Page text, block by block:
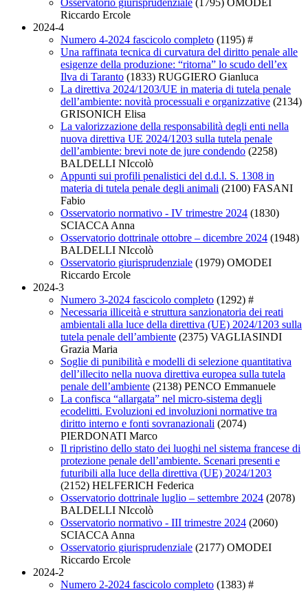
Osservatorio giurisprudenziale (1795) OMODEI
Riccardo Ercole
2024-4
Numero 4-2024 fascicolo completo (1195) #
Una raffinata tecnica di curvatura del diritto penale alle
esigenze della produzione: “ritorna” lo scudo dell’ex
Ilva di Taranto (1833) RUGGIERO Gianluca
La direttiva 2024/1203/UE in materia di tutela penale
dell’ambiente: novità processuali e organizzative (2134)
GRISONICH Elisa
La valorizzazione della responsabilità degli enti nella
nuova direttiva UE 2024/1203 sulla tutela penale
dell’ambiente: brevi note de jure condendo (2258)
BALDELLI NIccolò
Appunti sui profili penalistici del d.d.l. S. 1308 in
materia di tutela penale degli animali (2100) FASANI
Fabio
Osservatorio normativo - IV trimestre 2024 (1830)
SCIACCA Anna
Osservatorio dottrinale ottobre – dicembre 2024 (1948)
BALDELLI NIccolò
Osservatorio giurisprudenziale (1979) OMODEI
Riccardo Ercole
2024-3
Numero 3-2024 fascicolo completo (1292) #
Necessaria illiceità e struttura sanzionatoria dei reati
ambientali alla luce della direttiva (UE) 2024/1203 sulla
tutela penale dell’ambiente (2375) VAGLIASINDI
Grazia Maria
Soglie di punibilità e modelli di selezione quantitativa
dell’illecito nella nuova direttiva europea sulla tutela
penale dell’ambiente (2138) PENCO Emmanuele
La confisca “allargata” nel micro-sistema degli
ecodelitti. Evoluzioni ed involuzioni normative tra
diritto interno e fonti sovranazionali (2074)
PIERDONATI Marco
Il ripristino dello stato dei luoghi nel sistema francese di
protezione penale dell’ambiente. Scenari presenti e
futuribili alla luce della direttiva (UE) 2024/1203
(2152) HELFERICH Federica
Osservatorio dottrinale luglio – settembre 2024 (2078)
BALDELLI NIccolò
Osservatorio normativo - III trimestre 2024 (2060)
SCIACCA Anna
Osservatorio giurisprudenziale (2177) OMODEI
Riccardo Ercole
2024-2
Numero 2-2024 fascicolo completo (1383) #